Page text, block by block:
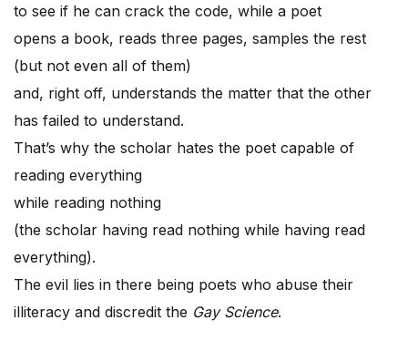
to see if he can crack the code, while a poet
opens a book, reads three pages, samples the rest
(but not even all of them)
and, right off, understands the matter that the other
has failed to understand.
That’s why the scholar hates the poet capable of
reading everything
while reading nothing
(the scholar having read nothing while having read
everything).
The evil lies in there being poets who abuse their
illiteracy and discredit the Gay Science.